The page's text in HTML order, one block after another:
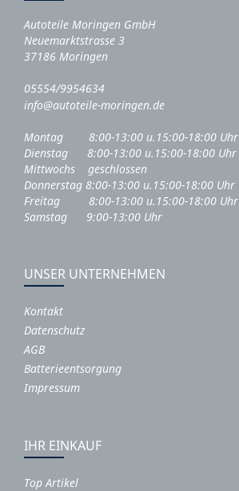
Autoteile Moringen GmbH
Neuemarktstrasse 3
37186 Moringen
05554/9954634
info@autoteile-moringen.de
Montag 8:00-13:00 u.15:00-18:00 Uhr
Dienstag 8:00-13:00 u.15:00-18:00 Uhr
Mittwochs geschlossen
Donnerstag 8:00-13:00 u.15:00-18:00 Uhr
Freitag 8:00-13:00 u.15:00-18:00 Uhr
Samstag 9:00-13:00 Uhr
UNSER UNTERNEHMEN
Kontakt
Datenschutz
AGB
Batterieentsorgung
Impressum
IHR EINKAUF
Top Artikel